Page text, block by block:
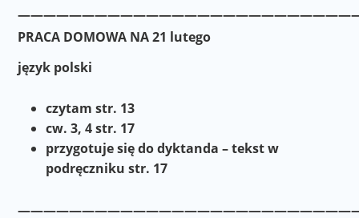
PRACA DOMOWA NA 21 lutego
język polski
czytam str. 13
cw. 3, 4 str. 17
przygotuje się do dyktanda – tekst w
podręczniku str. 17